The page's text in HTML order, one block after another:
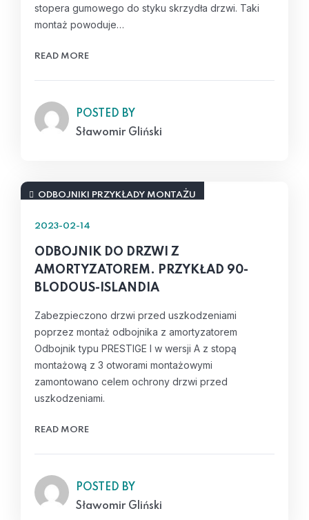
stopera gumowego do styku skrzydła drzwi. Taki
montaż powoduje…
READ MORE
POSTED BY
Sławomir Gliński
ODBOJNIKI PRZYKŁADY MONTAŻU
2023-02-14
ODBOJNIK DO DRZWI Z
AMORTYZATOREM. PRZYKŁAD 90-
BLODOUS-ISLANDIA
Zabezpieczono drzwi przed uszkodzeniami
poprzez montaż odbojnika z amortyzatorem
Odbojnik typu PRESTIGE I w wersji A z stopą
montażową z 3 otworami montażowymi
zamontowano celem ochrony drzwi przed
uszkodzeniami.
READ MORE
POSTED BY
Sławomir Gliński